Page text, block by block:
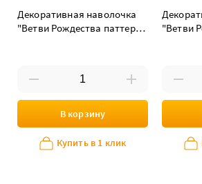
Декоративная наволочка
"Ветви Рождества паттерн
В корзину
Купить в 1 клик
"Ветви